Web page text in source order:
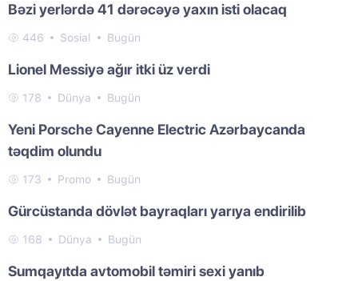
Bəzi yerlərdə 41 dərəcəyə yaxın isti olacaq
446 Sosial Bugün
Lionel Messiyə ağır itki üz verdi
178 Dünya Bugün
Yeni Porsche Cayenne Electric Azərbaycanda
təqdim olundu
173 Promo Bugün
Gürcüstanda dövlət bayraqları yarıya endirilib
168 Dünya Bugün
Sumqayıtda avtomobil təmiri sexi yanıb